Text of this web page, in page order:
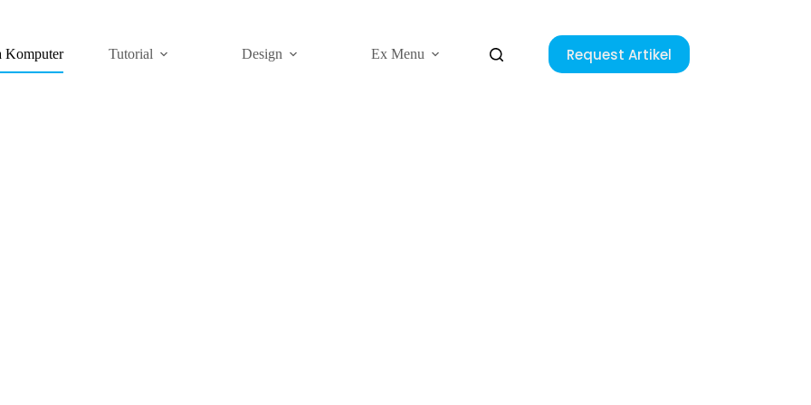
Komputer Tutorial Design Ex Menu Request Artikel